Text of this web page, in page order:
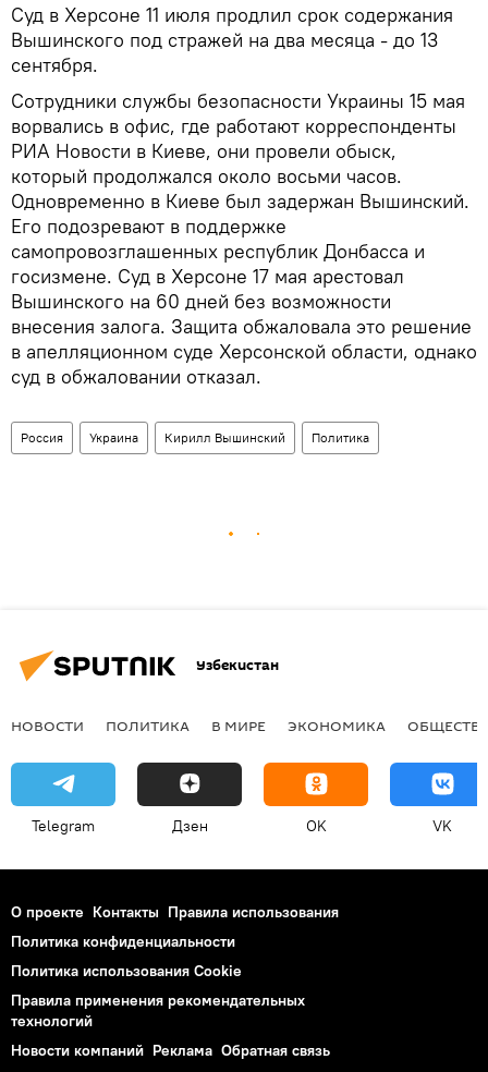
Суд в Херсоне 11 июля продлил срок содержания
Вышинского под стражей на два месяца - до 13
сентября.
Сотрудники службы безопасности Украины 15 мая
ворвались в офис, где работают корреспонденты
РИА Новости в Киеве, они провели обыск,
который продолжался около восьми часов.
Одновременно в Киеве был задержан Вышинский.
Его подозревают в поддержке
самопровозглашенных республик Донбасса и
госизмене. Суд в Херсоне 17 мая арестовал
Вышинского на 60 дней без возможности
внесения залога. Защита обжаловала это решение
в апелляционном суде Херсонской области, однако
суд в обжаловании отказал.
Россия Украина Кирилл Вышинский Политика
Узбекистан
НОВОСТИ ПОЛИТИКА В МИРЕ ЭКОНОМИКА
Telegram Дзен OK VK
О проекте Контакты Правила использования
Политика конфиденциальности
Политика использования Cookie
Правила применения рекомендательных
технологий
Новости компаний Реклама Обратная связь